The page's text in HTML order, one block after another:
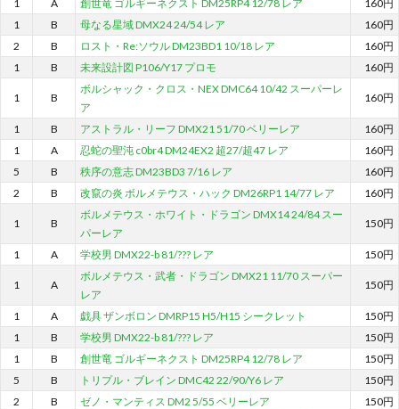
1
A 創世竜 ゴルギーネクスト DM25RP4 12/78 レア
160円
1
B 母なる星域 DMX24 24/54 レア
160円
2
B ロスト・Re:ソウル DM23BD1 10/18 レア
160円
1
B 未来設計図 P106/Y17 プロモ 160円
1 B
ボルシャック・クロス・NEX DMC64 10/42 スーパーレ
ア
160円
1 B アストラル・リーフ DMX21 51/70 ベリーレア
160円
1
A 忍蛇の聖沌 c0br4 DM24EX2 超27/超47 レア
160円
5
B 秩序の意志 DM23BD3 7/16 レア
160円
2
B 改竄の炎 ボルメテウス・ハック DM26RP1 14/77 レア 160円
1 B
ボルメテウス・ホワイト・ドラゴン DMX14 24/84 スー
パーレア
150円
1 A 学校男 DMX22-b 81/??? レア 150円
1 A
ボルメテウス・武者・ドラゴン DMX21 11/70 スーパー
レア
150円
1 A 戯具 ザンボロン DMRP15 H5/H15 シークレット
150円
1
B 学校男 DMX22-b 81/??? レア
150円
1
B 創世竜 ゴルギーネクスト DM25RP4 12/78 レア
150円
5
B トリプル・ブレイン DMC42 22/90/Y6 レア
150円
2
B ゼノ・マンティス DM2 5/55 ベリーレア
150円